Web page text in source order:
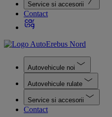
Service si accesorii
Contact
Autovehicule noi
Autovehicule rulate
Service si accesorii
Contact